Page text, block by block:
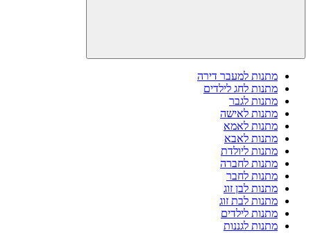
מתנות למעבר דירה
מתנות לחג לילדים
מתנות לגבר
מתנות לאישה
מתנות לאמא
מתנות לאבא
מתנות ליולדת
מתנות לחברה
מתנות לחבר
מתנות לבן זוג
מתנות לבת זוג
מתנות לילדים
מתנות לגננות